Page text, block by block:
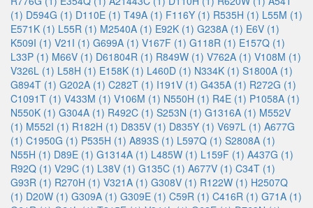
(1) D594G (1) D110E (1) T49A (1) F116Y (1) R535H (1) L55M (1)
E571K (1) L55R (1) M2540A (1) E92K (1) G238A (1) E6V (1)
K509I (1) V21I (1) G699A (1) V167F (1) G118R (1) E157Q (1)
L33P (1) M66V (1) D61804R (1) R849W (1) V762A (1) V108M (1)
V326L (1) L58H (1) E158K (1) L460D (1) N334K (1) S1800A (1)
G894T (1) G202A (1) C282T (1) I191V (1) G435A (1) R272G (1)
C1091T (1) V433M (1) V106M (1) N550H (1) R4E (1) P1058A (1)
N550K (1) G304A (1) R492C (1) S253N (1) G1316A (1) M552V
(1) M552I (1) R182H (1) D835V (1) D835Y (1) V697L (1) A677G
(1) C1950G (1) P535H (1) A893S (1) L597Q (1) S2808A (1)
N55H (1) D89E (1) G1314A (1) L485W (1) L159F (1) A437G (1)
R92Q (1) V29C (1) L38V (1) G135C (1) A677V (1) C34T (1)
G93R (1) R270H (1) V321A (1) G308V (1) R122W (1) H2507Q
(1) D20W (1) G309A (1) G309E (1) C59R (1) C416R (1) G71A (1)